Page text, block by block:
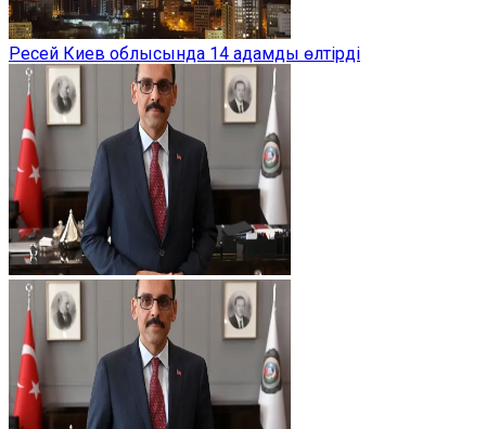
Ресей Киев облысында 14 адамды өлтірді